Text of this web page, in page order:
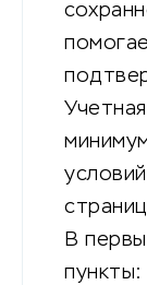
В
пункты: